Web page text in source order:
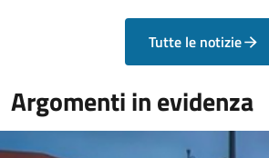
Tutte le notizie
Argomenti in evidenza